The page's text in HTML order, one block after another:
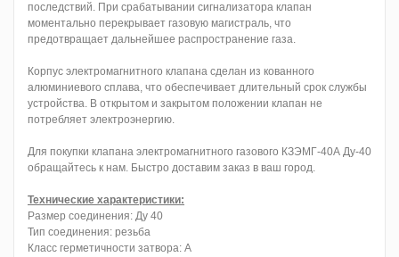
последствий. При срабатывании сигнализатора клапан
моментально перекрывает газовую магистраль, что
предотвращает дальнейшее распространение газа.
Корпус электромагнитного клапана сделан из кованного
алюминиевого сплава, что обеспечивает длительный срок службы
устройства. В открытом и закрытом положении клапан не
потребляет электроэнергию.
Для покупки клапана электромагнитного газового КЗЭМГ-40А Ду-40
обращайтесь к нам. Быстро доставим заказ в ваш город.
Технические характеристики:
Размер соединения: Ду 40
Тип соединения: резьба
Класс герметичности затвора: А